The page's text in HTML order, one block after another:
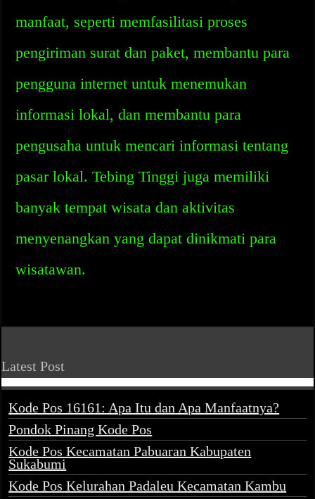
manfaat, seperti memfasilitasi proses
pengiriman surat dan paket, membantu para
pengguna internet untuk menemukan
informasi lokal, dan membantu para
pengusaha untuk mencari informasi tentang
pasar lokal. Tebing Tinggi juga memiliki
banyak tempat wisata dan aktivitas
menyenangkan yang dapat dinikmati para
wisatawan.
Latest Post
Kode Pos 16161: Apa Itu dan Apa Manfaatnya?
Pondok Pinang Kode Pos
Kode Pos Kecamatan Pabuaran Kabupaten
Sukabumi
Kode Pos Kelurahan Padaleu Kecamatan Kambu